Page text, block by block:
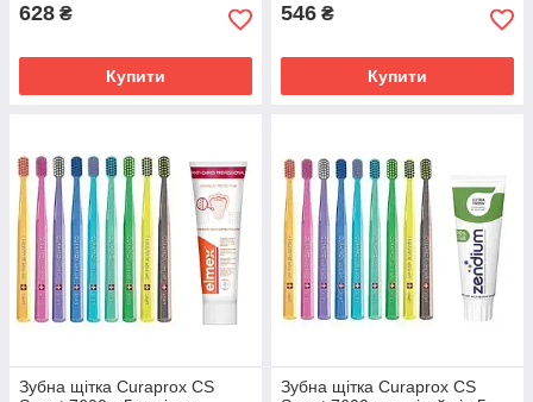
Особливо тонка та м'яка щетина – 3960 шт;
0,12мм. Зубна щітка підходить для чутливих
ясен та захищає від пародонтозу. Комплексний
захист зубів та ясен
628 ₴
Купити
546 ₴
Купити
Зубна щітка Curaprox CS
Зубна щітка Curaprox CS